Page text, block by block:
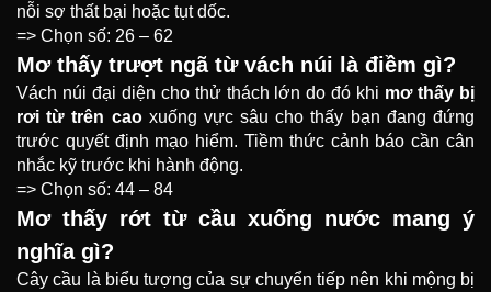
nỗi sợ thất bại hoặc tụt dốc.
=> Chọn số: 26 – 62
Mơ thấy trượt ngã từ vách núi là điềm gì?
Vách núi đại diện cho thử thách lớn do đó khi mơ thấy bị
rơi từ trên caoxuống vực sâu cho thấy bạn đang đứng
trước quyết định mạo hiểm. Tiềm thức cảnh báo cần cân
nhắc kỹ trước khi hành động.
=> Chọn số: 44 – 84
Mơ thấy rớt từ cầu xuống nước mang ý
nghĩa gì?
Cây cầu là biểu tượng của sự chuyển tiếp nên khi mộng bị